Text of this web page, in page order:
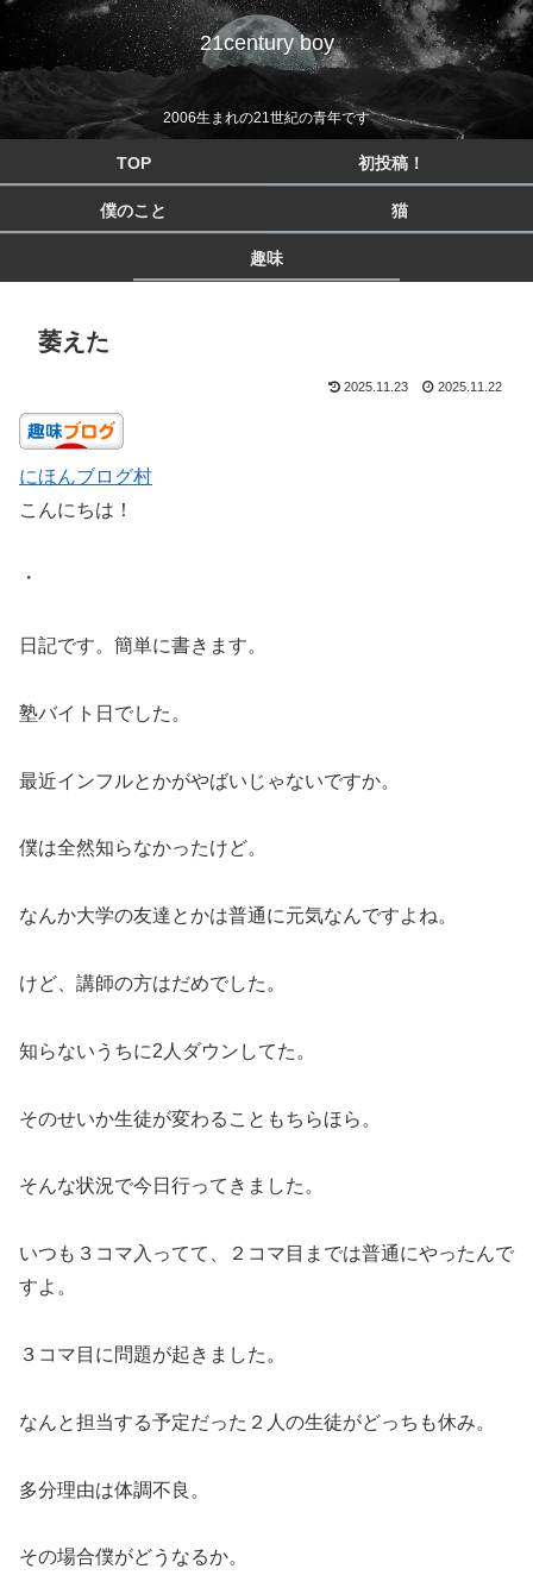
21century boy
2006生まれの21世紀の青年です
TOP 初投稿！
僕のこと 猫
趣味
萎えた
2025.11.23 2025.11.22
にほんブログ村
こんにちは！
・
日記です。簡単に書きます。
塾バイト日でした。
最近インフルとかがやばいじゃないですか。
僕は全然知らなかったけど。
なんか大学の友達とかは普通に元気なんですよね。
けど、講師の方はだめでした。
知らないうちに2人ダウンしてた。
そのせいか生徒が変わることもちらほら。
そんな状況で今日行ってきました。
いつも３コマ入ってて、２コマ目までは普通にやったんで
すよ。
３コマ目に問題が起きました。
なんと担当する予定だった２人の生徒がどっちも休み。
多分理由は体調不良。
その場合僕がどうなるか。